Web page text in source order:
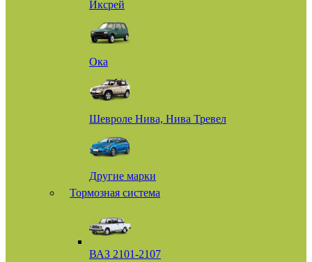
Иксрей
Ока
Шевроле Нива, Нива Тревел
Другие марки
Тормозная система
ВАЗ 2101-2107